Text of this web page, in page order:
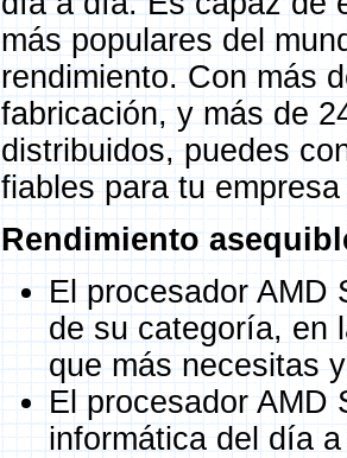
más populares del
rendimiento. Con más
fabricación, y más de
distribuidos, puedes
fiables para tu
Rendimiento
El procesador AMD
de su categoría, en
que más necesitas
El procesador AMD
informática del día